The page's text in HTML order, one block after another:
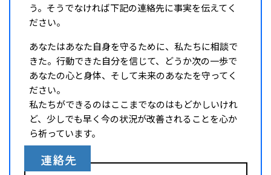
う。そうでなければ下記の連絡先に事実を伝えてく
ださい。
あなたはあなた自身を守るために、私たちに相談で
きた。行動できた自分を信じて、どうか次の一歩で
あなたの心と身体、そして未来のあなたを守ってく
ださい。
私たちができるのはここまでなのはもどかしいけれ
ど、少しでも早く今の状況が改善されることを心か
ら祈っています。
連絡先